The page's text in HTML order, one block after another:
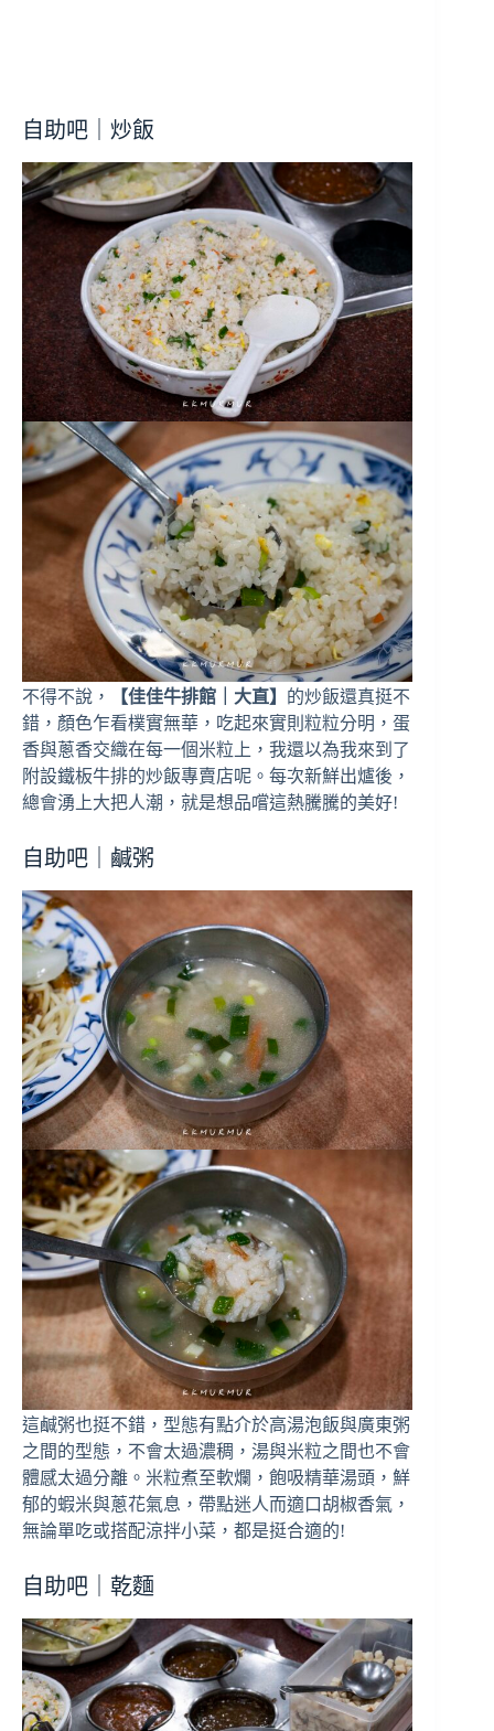
自助吧｜炒飯
不得不說， 【佳佳牛排館｜大直】 的炒飯還真挺不
錯，顏色乍看樸實無華，吃起來實則粒粒分明，蛋
香與蔥香交織在每一個米粒上，我還以為我來到了
附設鐵板牛排的炒飯專賣店呢。每次新鮮出爐後，
總會湧上大把人潮，就是想品嚐這熱騰騰的美好!
自助吧｜鹹粥
這鹹粥也挺不錯，型態有點介於高湯泡飯與廣東粥
之間的型態，不會太過濃稠，湯與米粒之間也不會
體感太過分離。米粒煮至軟爛，飽吸精華湯頭，鮮
郁的蝦米與蔥花氣息，帶點迷人而適口胡椒香氣，
無論單吃或搭配涼拌小菜，都是挺合適的!
自助吧｜乾麵